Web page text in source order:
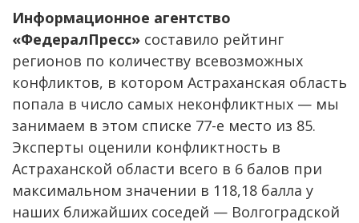
Информационное агентство
«ФедералПресс» составило рейтинг
регионов по количеству всевозможных
конфликтов, в котором Астраханская область
попала в число самых неконфликтных — мы
занимаем в этом списке 77-е место из 85.
Эксперты оценили конфликтность в
Астраханской области всего в 6 балов при
максимальном значении в 118,18 балла у
наших ближайших соседей — Волгоградской